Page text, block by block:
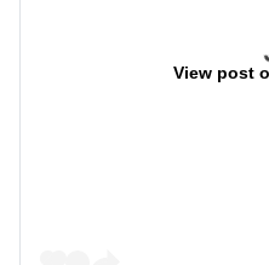
View post